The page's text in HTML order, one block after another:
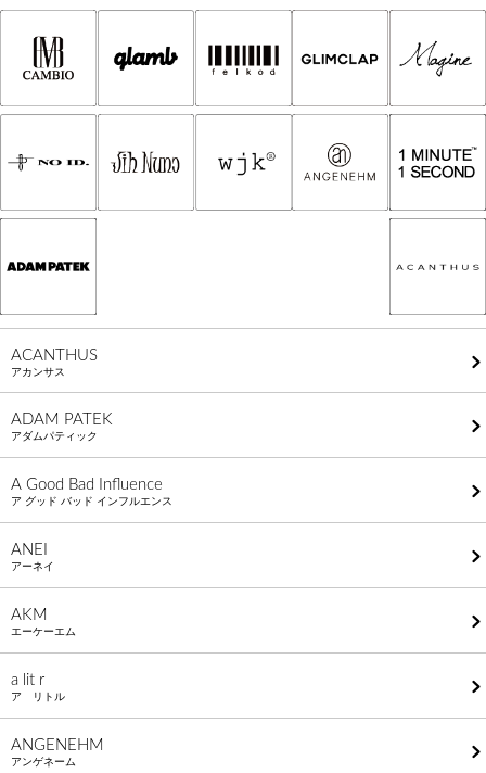
ACANTHUS
アカンサス
ADAM PATEK
アダムパティック
A Good Bad Influence
ア グッド バッド インフルエンス
ANEI
アーネイ
AKM
エーケーエム
a lit r
ア リトル
ANGENEHM
アンゲネーム